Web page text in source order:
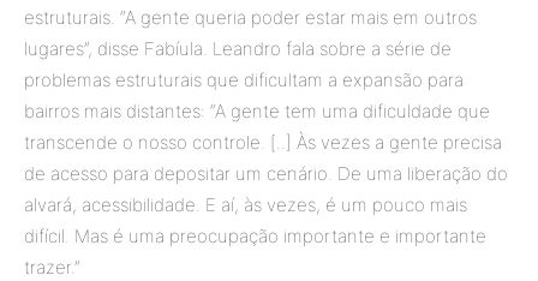
estruturais. “A gente queria poder estar mais em outros
lugares”, disse Fabíula. Leandro fala sobre a série de
problemas estruturais que dificultam a expansão para
bairros mais distantes: “A gente tem uma dificuldade que
transcende o nosso controle. [..] Às vezes a gente precisa
de acesso para depositar um cenário. De uma liberação do
alvará, acessibilidade. E aí, às vezes, é um pouco mais
difícil. Mas é uma preocupação importante e importante
trazer.”